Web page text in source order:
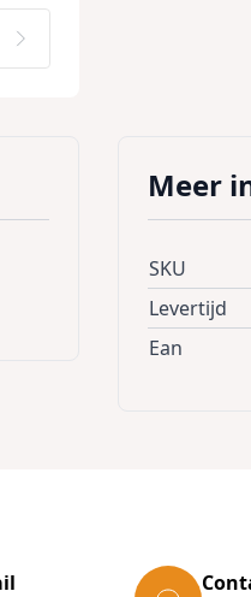
Meer
SKU
Levertijd
Ean